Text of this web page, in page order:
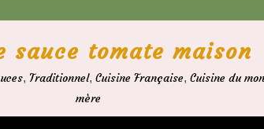
sauce tomate maison
, Traditionnel, Cuisine Française, Cuisine du
mère